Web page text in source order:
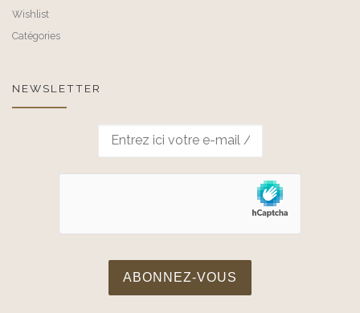
Wishlist
Catégories
NEWSLETTER